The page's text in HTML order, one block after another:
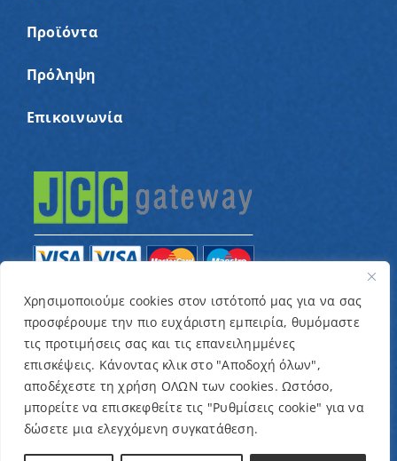
Χρησιμοποιούμε cookies στον ιστότοπό μας για να σας
προσφέρουμε την πιο ευχάριστη εμπειρία, θυμόμαστε
τις προτιμήσεις σας και τις επανειλημμένες
επισκέψεις. Κάνοντας κλικ στο "Αποδοχή όλων",
αποδέχεστε τη χρήση ΟΛΩΝ των cookies. Ωστόσο,
μπορείτε να επισκεφθείτε τις "Ρυθμίσεις cookie" για να
δώσετε μια ελεγχόμενη συγκατάθεση.
Προϊόντα
Πρόληψη
Επικοινωνία
© Copyright 2022 – Παγκύπριος Σύνδεσμος για
παιδιά με καρκίνο και συναφείς παθήσεις «Ένα
Όνειρο Μια Ευχή» / Designed & Developed byNETinfo
Plc
Όροι και Προϋποθέσεις|Πολιτική Απορρήτου